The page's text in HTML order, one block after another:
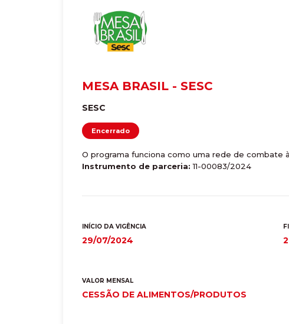
MESA BRASIL - SESC
SESC
Encerrado
O programa funciona como uma rede de combate
Instrumento de parceria:11-00083/2024
INÍCIO DA VIGÊNCIA
29/07/2024
VALOR MENSAL
CESSÃO DE ALIMENTOS/PRODUTOS